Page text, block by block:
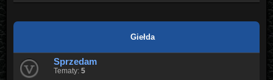
Giełda
Sprzedam
Tematy: 5